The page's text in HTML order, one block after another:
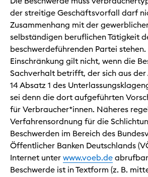
der streitige Geschäftsvorfall darf
Zusammenhang mit der
selbständigen beruflichen Tätigkeit
beschwerdeführenden Partei stehen.
Einschränkung gilt nicht, wenn die
Sachverhalt betrifft, der sich aus der
14 Absatz 1 des
sei denn die dort aufgeführten
für Verbraucher*innen. Näheres
Verfahrensordnung für die
Beschwerden im Bereich des
Öffentlicher Banken Deutschlands
Internet unter www.voeb.de
Beschwerde ist in Textform (z. B.